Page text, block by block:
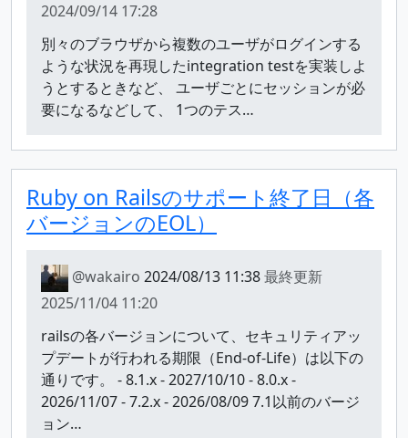
2024/09/14 17:28
別々のブラウザから複数のユーザがログインする
ような状況を再現したintegration testを実装しよ
うとするときなど、 ユーザごとにセッションが必
要になるなどして、 1つのテス…
Ruby on Railsのサポート終了日（各
バージョンのEOL）
@wakairo 2024/08/13 11:38最終更新
2025/11/04 11:20
railsの各バージョンについて、セキュリティアッ
プデートが行われる期限（End-of-Life）は以下の
通りです。 - 8.1.x - 2027/10/10 - 8.0.x -
2026/11/07 - 7.2.x - 2026/08/09 7.1以前のバージ
ョン…